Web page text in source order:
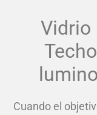
Vidrio
Cuando el